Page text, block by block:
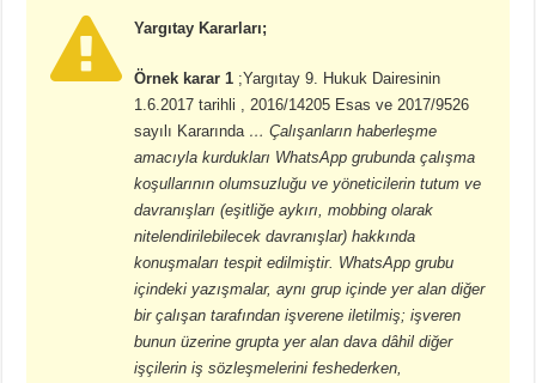
Yargıtay Kararları;
Örnek karar 1 ;Yargıtay 9. Hukuk Dairesinin
1.6.2017 tarihli , 2016/14205 Esas ve 2017/9526
sayılı Kararında … Çalışanların haberleşme
amacıyla kurdukları WhatsApp grubunda çalışma
koşullarının olumsuzluğu ve yöneticilerin tutum ve
davranışları(eşitliğe aykırı, mobbing olarak
nitelendirilebilecek davranışlar)hakkında
konuşmaları tespit edilmiştir. WhatsApp grubu
içindeki yazışmalar, aynı grup içinde yer alan diğer
bir çalışan tarafından işverene iletilmiş; işveren
bunun üzerine grupta yer alan dava dâhil diğer
işçilerin iş sözleşmelerini feshederken,